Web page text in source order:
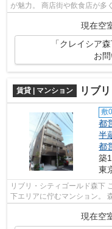
が魅力。 商店街や飲食店が多く、私生活のお買い物にも非常に便利です。 ま
た、隅田川が近いので、都会
現在空
「クレイシア
お
賃貸 | マンション リブ
敷0
都
半
都
築
東
リブリ・シティゴールド森下 こちらの『リブリ・シティゴールド森下』は森
下エリアに佇むマンション。
現在空